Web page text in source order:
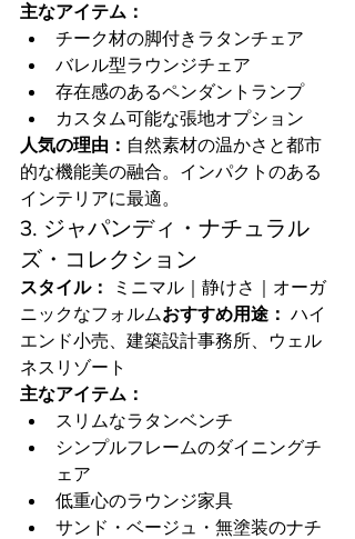
主なアイテム：
チーク材の脚付きラタンチェア
バレル型ラウンジチェア
存在感のあるペンダントランプ
カスタム可能な張地オプション
人気の理由： 自然素材の温かさと都市
的な機能美の融合。インパクトのある
インテリアに最適。
3. ジャパンディ・ナチュラル
ズ・コレクション
スタイル：
ミニマル｜静けさ｜オーガ
ニックなフォルムおすすめ用途： ハイ
エンド小売、建築設計事務所、ウェル
ネスリゾート
主なアイテム：
スリムなラタンベンチ
シンプルフレームのダイニングチ
ェア
低重心のラウンジ家具
サンド・ベージュ・無塗装のナチ